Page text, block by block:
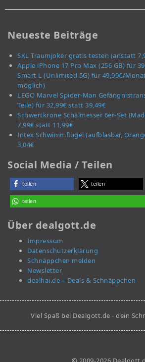
Neueste Beiträge
SKL Traumjoker gratis testen (anstatt
Apple iPhone 17 Pro Max (256 GB) für
Smart L (Unlimited 5G) für 49,99€/
möglich)
LEGO Marvel Spider-Man
Teile) für 32,99€ statt 39,49€
Schwertkrone Schälmesser 6er-Set
7,99€ statt 11,99€
Intex Schwimmflügel (aufblasbar,
3,04€
Social Media / Teilen
teilen teilen
teilen
Über dealgott.de
Impressum
Datenschutzerklärung
Schnäppchen melden
Newsletter
dealhai.de – Deals & Schnäppchen
Viel Spaß bei Dealgott.de - dein